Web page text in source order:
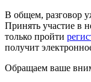
В общем, разговор
Принять участие в
только пройти
получит
Обращаем ваше